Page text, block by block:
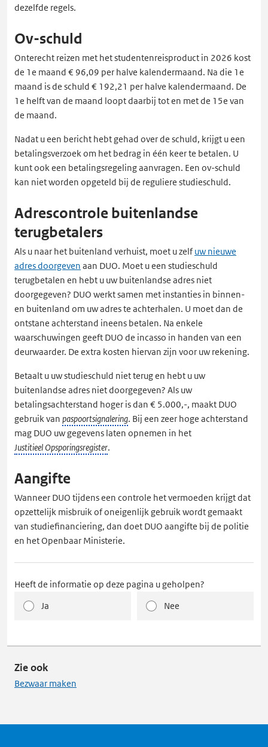
dezelfde regels.
Ov-schuld
Onterecht reizen met het studentenreisproduct in 2026 kost
de 1e maand € 96,09 per halve kalendermaand. Na die 1e
maand is de schuld € 192,21 per halve kalendermaand. De
1e helft van de maand loopt daarbij tot en met de 15e van
de maand.
Nadat u een bericht hebt gehad over de schuld, krijgt u een
betalingsverzoek om het bedrag in één keer te betalen. U
kunt ook een betalingsregeling aanvragen. Een ov-schuld
kan niet worden opgeteld bij de reguliere studieschuld.
Adrescontrole buitenlandse
terugbetalers
Als u naar het buitenland verhuist, moet u zelfuw nieuwe
adres doorgeven aan DUO. Moet u een studieschuld
terugbetalen en hebt u uw buitenlandse adres niet
doorgegeven? DUO werkt samen met instanties in binnen-
en buitenland om uw adres te achterhalen. U moet dan de
ontstane achterstand ineens betalen. Na enkele
waarschuwingen geeft DUO de incasso in handen van een
deurwaarder. De extra kosten hiervan zijn voor uw rekening.
Betaalt u uw studieschuld niet terug en hebt u uw
buitenlandse adres niet doorgegeven? Als uw
betalingsachterstand hoger is dan € 5.000,-, maakt DUO
gebruik van paspoortsignalering. Bij een zeer hoge achterstand
mag DUO uw gegevens laten opnemen in het
Justitieel Opsporingsregister.
Aangifte
Wanneer DUO tijdens een controle het vermoeden krijgt dat
opzettelijk misbruik of oneigenlijk gebruik wordt gemaakt
van studiefinanciering, dan doet DUO aangifte bij de politie
en het Openbaar Ministerie.
Heeft de informatie op deze pagina u geholpen?
Ja
Nee
Zie ook
Bezwaar maken